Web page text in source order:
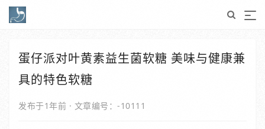
蛋仔派对叶黄素益生菌软糖 美味与健康兼
具的特色软糖
发布于1年前 · 文章编号：-10111